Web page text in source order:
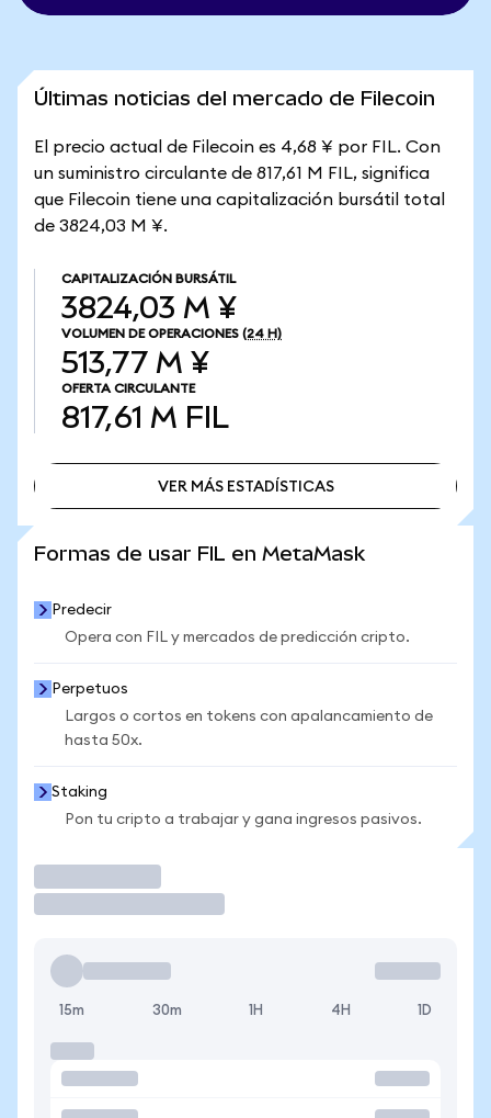
Últimas noticias del mercado de Filecoin
El precio actual de Filecoin es 4,68 ¥ por FIL. Con
un suministro circulante de 817,61 M FIL, significa
que Filecoin tiene una capitalización bursátil total
de 3824,03 M ¥.
CAPITALIZACIÓN BURSÁTIL
3824,03 M ¥
VOLUMEN DE OPERACIONES (24 H)
513,77 M ¥
OFERTA CIRCULANTE
817,61 M FIL
VER MÁS ESTADÍSTICAS
Formas de usar FIL en MetaMask
Predecir
Opera con FIL y mercados de predicción cripto.
Perpetuos
Largos o cortos en tokens con apalancamiento de
hasta 50x.
Staking
Pon tu cripto a trabajar y gana ingresos pasivos.
15m 30m 1H 4H 1D